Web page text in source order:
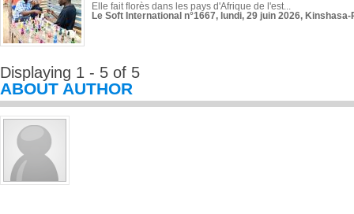
Elle fait florès dans les pays d'Afrique de l'est...
Le Soft International n°1667, lundi, 29 juin 2026,
Displaying 1 - 5 of 5
ABOUT AUTHOR